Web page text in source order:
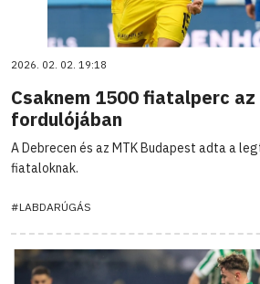
2026. 02. 02. 19:18
Csaknem 1500 fiatalperc az
fordulójában
A Debrecen és az MTK Budapest adta a
fiataloknak.
#LABDARÚGÁS